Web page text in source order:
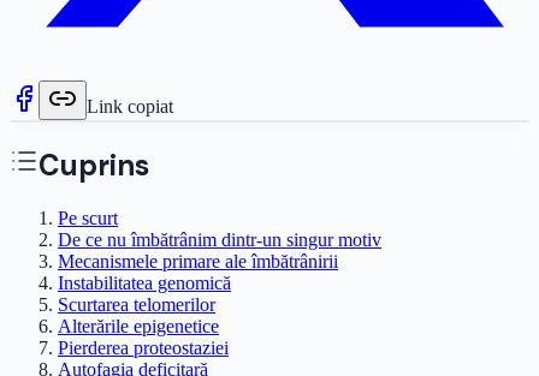
Link copiat
Cuprins
Pe scurt
De ce nu îmbătrânim dintr-un singur motiv
Mecanismele primare ale îmbătrânirii
Instabilitatea genomică
Scurtarea telomerilor
Alterările epigenetice
Pierderea proteostaziei
Autofagia deficitară